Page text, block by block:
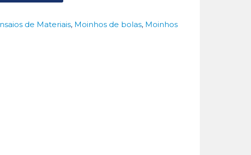
de Materiais, Moinhos de bolas, Moinhos